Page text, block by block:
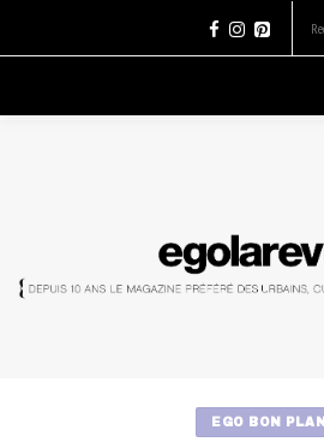
EGO BON PLAN